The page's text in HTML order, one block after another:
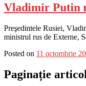
Vladimir Putin
Preşedintele Rusiei,
ministrul rus de Externe,
Posted on 11 octombrie
Paginație